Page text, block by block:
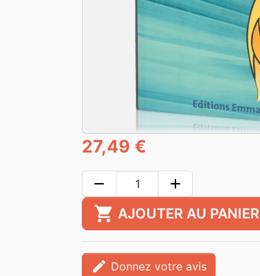
27,49 €
remove add
shopping_cart AJOUTER AU PANIER
edit Donnez votre avis